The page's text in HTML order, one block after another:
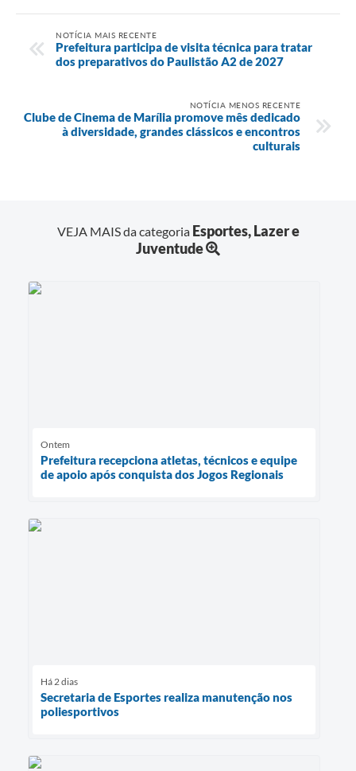
NOTÍCIA MAIS RECENTE
Prefeitura participa de visita técnica para tratar
dos preparativos do Paulistão A2 de 2027
NOTÍCIA MENOS RECENTE
Clube de Cinema de Marília promove mês dedicado
à diversidade, grandes clássicos e encontros
culturais
VEJA MAIS da categoria Esportes, Lazer e
Juventude
Ontem
Prefeitura recepciona atletas, técnicos e equipe
de apoio após conquista dos Jogos Regionais
Há 2 dias
Secretaria de Esportes realiza manutenção nos
poliesportivos